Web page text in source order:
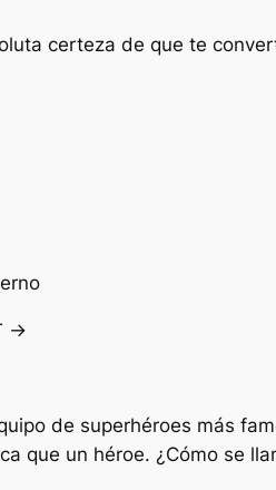
certeza de que te
→
de superhéroes más
que un héroe. ¿Cómo se